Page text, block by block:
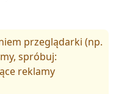
przeglądarki (np.
spróbuj:
reklamy